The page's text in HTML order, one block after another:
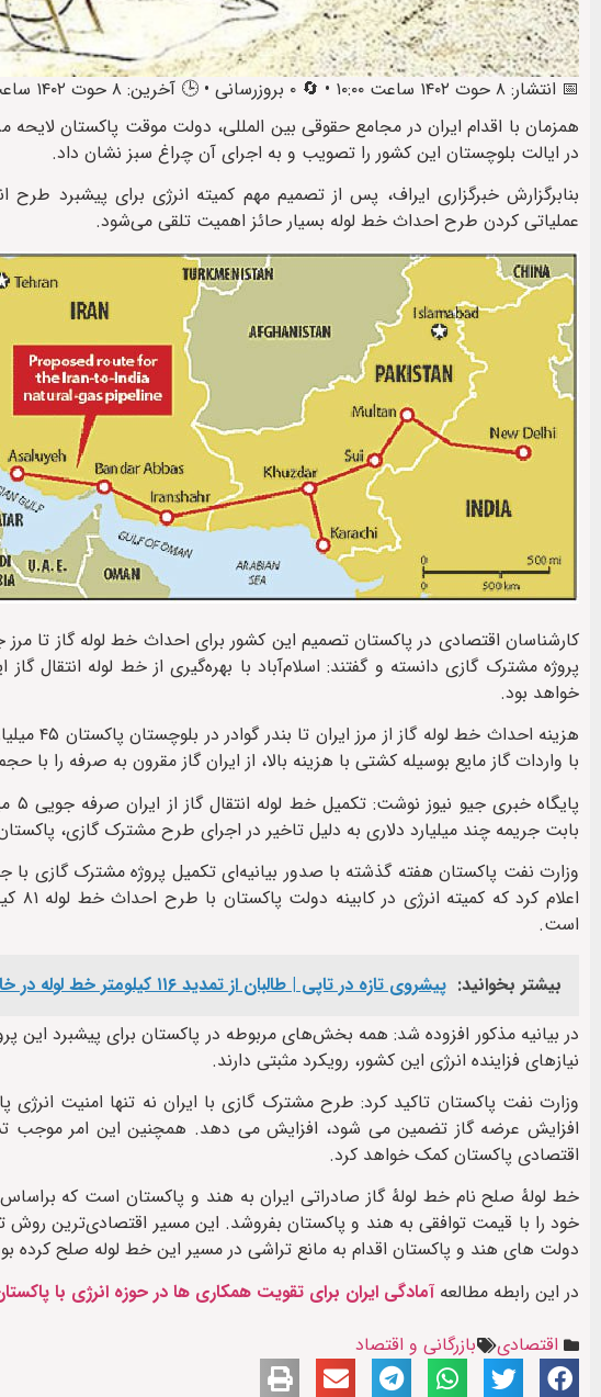
📅 انتشار: ۸ حوت ۱۴۰۲ ساعت ۱۰:۰۰ • 🔄 ۰ بروزرسانی • 🕒 آخرین: ۸ حوت ۱۴۰۲ ساعت ۱۱:۰۶
در ایالت بلوچستان این کشور را تصویب و به اجرای آن چراغ سبز نشان داد.
بنابرگزارش خبرگزاری ایراف، پس از تصمیم مهم کمیته انرژی برای پیشبرد طرح
عملیاتی کردن طرح احداث خط لوله بسیار حائز اهمیت تلقی می‌شود.
خواهد بود.
هزینه
با واردات گاز مایع بوسیله کشتی با هزینه بالا، از ایران گاز مقرون به صرفه را با
بابت جریمه چند میلیارد دلاری به دلیل تاخیر در اجرای طرح مشترک گازی،
وزارت نفت پاکستان هفته گذشته با صدور بیانیه‌ای تکمیل پروژه مشترک گازی
است.
بیشتر بخوانید: پیشروی تازه در تاپی | طالبان از تمدید ۱۱۶ کیلومتر خط لوله در خاک افغانستان خبر دادند
در بیانیه مذکور افزوده شد: همه بخش‌های مربوطه در پاکستان برای پیشبرد این
نیازهای فزاینده انرژی این کشور، رویکرد مثبتی دارند.
وزارت نفت پاکستان تاکید کرد: طرح مشترک گازی با ایران نه تنها امنیت
افزایش عرضه گاز تضمین می شود، افزایش می دهد. همچنین این امر موجب
اقتصادی پاکستان کمک خواهد کرد.
خود را با قیمت توافقی به هند و پاکستان بفروشد. این مسیر اقتصادی‌ترین روش
دولت های هند و پاکستان اقدام به مانع تراشی در مسیر این خط لوله صلح کرده
در این رابطه مطالعه آمادگی ایران برای تقویت همکاری ها در حوزه انرژی با
اقتصادی
بازرگانی و اقتصاد